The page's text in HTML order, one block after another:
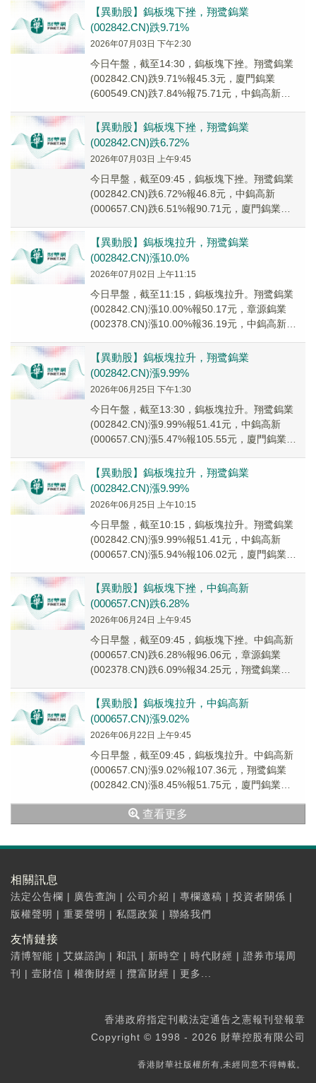
【異動股】鎢板塊下挫，翔鹭鎢業
(002842.CN)跌9.71%
2026年07月03日 下午2:30
今日午盤，截至14:30，鎢板塊下挫。翔鹭鎢業
(002842.CN)跌9.71%報45.3元，廈門鎢業
(600549.CN)跌7.84%報75.71元，中鎢高新
【異動股】鎢板塊下挫，翔鹭鎢業
(002842.CN)跌6.72%
2026年07月03日 上午9:45
今日早盤，截至09:45，鎢板塊下挫。翔鹭鎢業
(002842.CN)跌6.72%報46.8元，中鎢高新
(000657.CN)跌6.51%報90.71元，廈門鎢業
【異動股】鎢板塊拉升，翔鹭鎢業
(002842.CN)漲10.0%
2026年07月02日 上午11:15
今日早盤，截至11:15，鎢板塊拉升。翔鹭鎢業
(002842.CN)漲10.00%報50.17元，章源鎢業
(002378.CN)漲10.00%報36.19元，中鎢高新
【異動股】鎢板塊拉升，翔鹭鎢業
(002842.CN)漲9.99%
2026年06月25日 下午1:30
今日午盤，截至13:30，鎢板塊拉升。翔鹭鎢業
(002842.CN)漲9.99%報51.41元，中鎢高新
(000657.CN)漲5.47%報105.55元，廈門鎢業
【異動股】鎢板塊拉升，翔鹭鎢業
(002842.CN)漲9.99%
2026年06月25日 上午10:15
今日早盤，截至10:15，鎢板塊拉升。翔鹭鎢業
(002842.CN)漲9.99%報51.41元，中鎢高新
(000657.CN)漲5.94%報106.02元，廈門鎢業
【異動股】鎢板塊下挫，中鎢高新
(000657.CN)跌6.28%
2026年06月24日 上午9:45
今日早盤，截至09:45，鎢板塊下挫。中鎢高新
(000657.CN)跌6.28%報96.06元，章源鎢業
(002378.CN)跌6.09%報34.25元，翔鹭鎢業
【異動股】鎢板塊拉升，中鎢高新
(000657.CN)漲9.02%
2026年06月22日 上午9:45
今日早盤，截至09:45，鎢板塊拉升。中鎢高新
(000657.CN)漲9.02%報107.36元，翔鹭鎢業
(002842.CN)漲8.45%報51.75元，廈門鎢業
查看更多
相關訊息
法定公告欄 | 廣告查詢 | 公司介紹 | 專欄邀稿 | 投資者關係 |
版權聲明 | 重要聲明 | 私隱政策 | 聯絡我們
友情鏈接
清博智能 | 艾媒諮詢 | 和訊 | 新時空 | 時代財經 | 證券市場周
刊
| 壹財信 | 權衡財經 | 攬富財經 | 更多...
香港政府指定刊載法定通告之憲報刊登報章
Copyright © 1998 - 2026 財華控股有限公司
香港財華社版權所有,未經同意不得轉載。